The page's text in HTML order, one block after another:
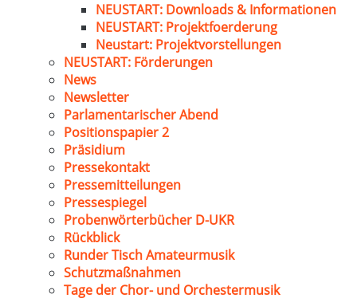
NEUSTART: Downloads & Informationen
NEUSTART: Projektfoerderung
Neustart: Projektvorstellungen
NEUSTART: Förderungen
News
Newsletter
Parlamentarischer Abend
Positionspapier 2
Präsidium
Pressekontakt
Pressemitteilungen
Pressespiegel
Probenwörterbücher D-UKR
Rückblick
Runder Tisch Amateurmusik
Schutzmaßnahmen
Tage der Chor- und Orchestermusik